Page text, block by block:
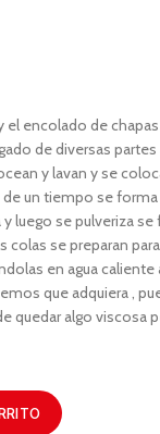
el encolado de
de diversas partes
y lavan y se
un tiempo se
luego se pulveriza
colas se preparan
en agua
que adquiera ,
quedar algo viscosa